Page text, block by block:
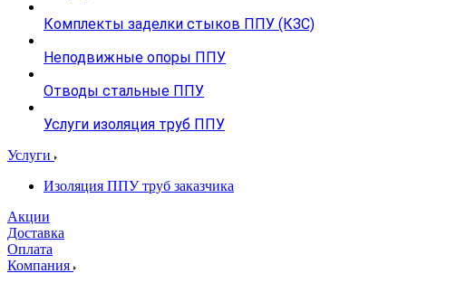
Комплекты заделки стыков ППУ (КЗС)
Неподвижные опоры ППУ
Отводы стальные ППУ
Услуги изоляция труб ППУ
Услуги
Изоляция ППУ труб заказчика
Акции
Доставка
Оплата
Компания